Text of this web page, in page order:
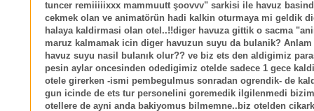
tuncer remiiiiixxx mammuutt şoovvv" sarkisi ile havuz
cekmek olan ve animatörün hadi kalkin oturmaya mi geldik
halaya kaldirmasi olan otel..!!diger havuza gittik o sacma
maruz kalmamak icin diger havuzun suyu da bulanik? Anlam
havuz suyu nasil bulanık olur?? ve biz ets den aldigimiz
pesin aylar oncesinden odedigimiz otelde sadece 1 gece
otele girerken -ismi pembegulmus sonradan ogrendik- de
gun icinde de ets tur personelini goremedik ilgilenmedi
otellere de ayni anda bakiyomus bilmemne..biz otelden